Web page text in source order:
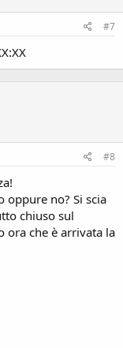
#7
#8
oppure no? Si scia
chiuso sul
ora che è arrivata la